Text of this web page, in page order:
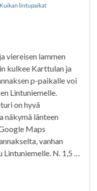
Kuikan lintupaikat
viereisen lammen
kulkee Karttulan ja
p-paikalle voi
Lintuniemelle.
on hyvä
näkymä länteen
Maps
vanhan
N. 1,5 …